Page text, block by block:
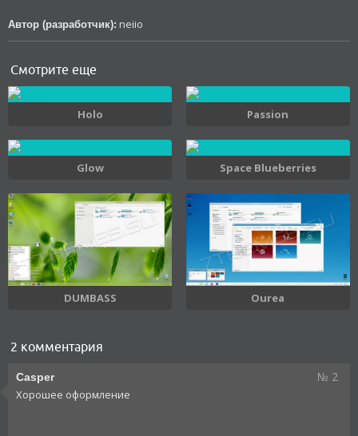
Автор (разработчик): neiio
Смотрите еще
Holo Passion
Glow Space Blueberries
DUMBASS Ourea
2 комментария
Casper № 2
Хорошее оформление